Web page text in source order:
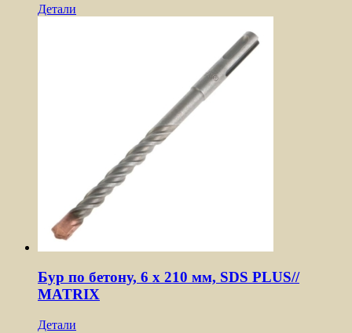
Детали
Бур по бетону, 6 x 210 мм, SDS PLUS//
MATRIX
Детали